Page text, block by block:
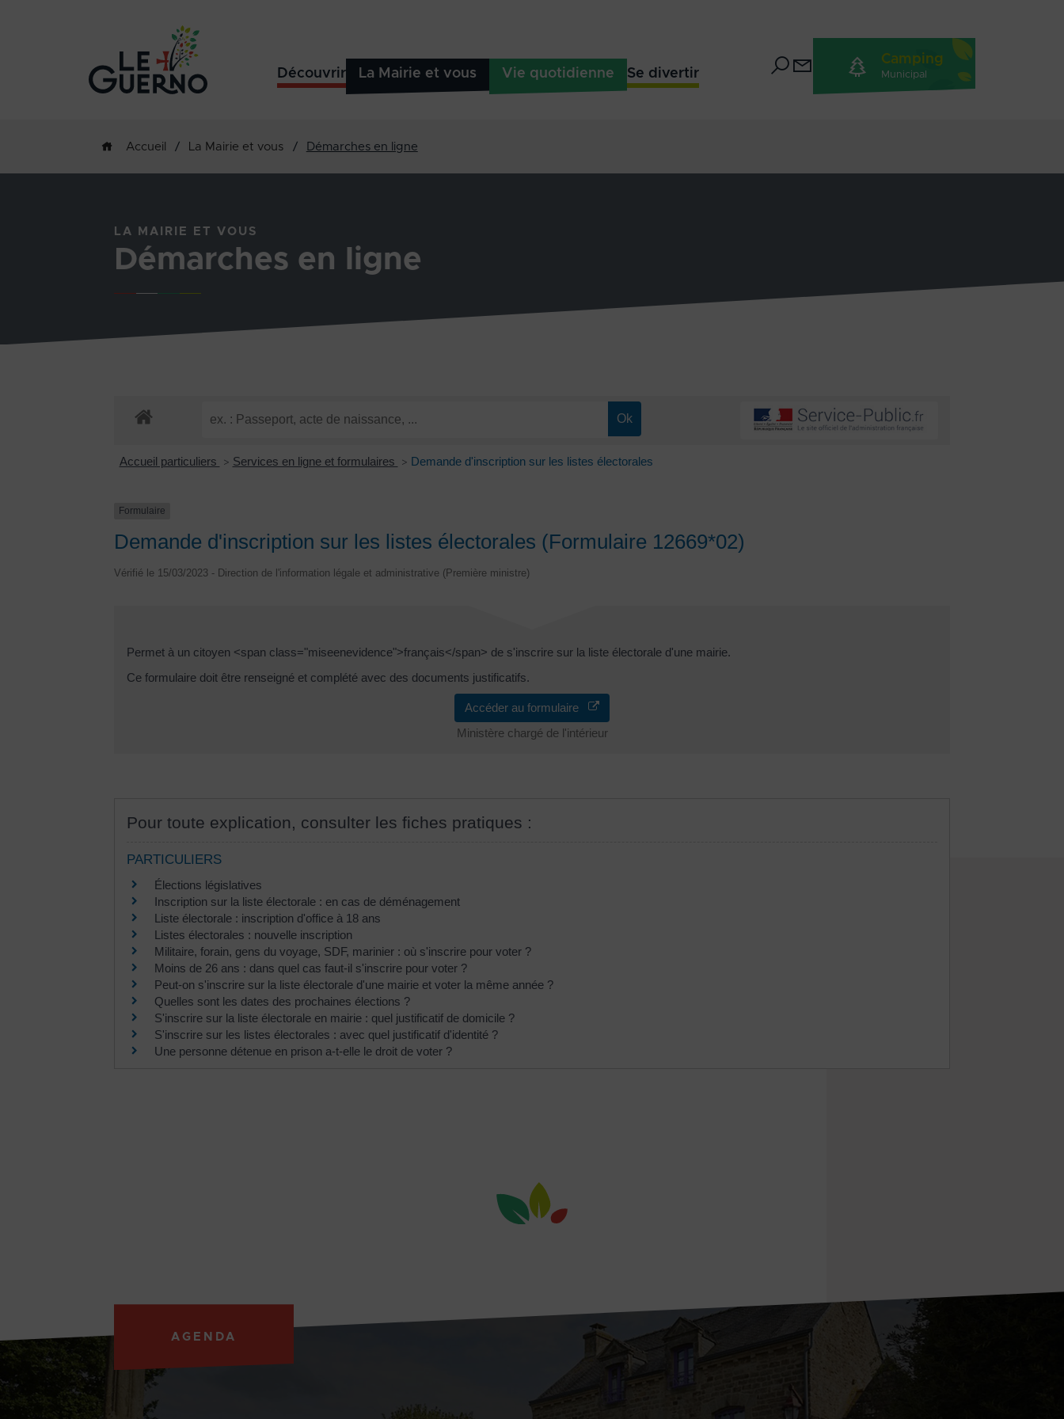
Découvrir La Mairie et vous Vie quotidienne Se divertir
Camping
Municipal
Accueil / La Mairie et vous / Démarches en ligne
LA MAIRIE ET VOUS
Démarches en ligne
Accueil particuliers > Services en ligne et formulaires > Demande d'inscription sur les listes électorales
Formulaire
Demande d'inscription sur les listes électorales (Formulaire 12669*02)
Vérifié le 15/03/2023 - Direction de l'information légale et administrative (Première ministre)
Permet à un citoyen <span class="miseenevidence">français</span> de s'inscrire sur la liste électorale d'une mairie.
Ce formulaire doit être renseigné et complété avec des documents justificatifs.
Accéder au formulaire
Ministère chargé de l'intérieur
Pour toute explication, consulter les fiches pratiques :
PARTICULIERS
Élections législatives
Inscription sur la liste électorale : en cas de déménagement
Liste électorale : inscription d'office à 18 ans
Listes électorales : nouvelle inscription
Militaire, forain, gens du voyage, SDF, marinier : où s'inscrire pour voter ?
Moins de 26 ans : dans quel cas faut-il s'inscrire pour voter ?
Peut-on s'inscrire sur la liste électorale d'une mairie et voter la même année ?
Quelles sont les dates des prochaines élections ?
S'inscrire sur la liste électorale en mairie : quel justificatif de domicile ?
S'inscrire sur les listes électorales : avec quel justificatif d'identité ?
Une personne détenue en prison a-t-elle le droit de voter ?
AGENDA